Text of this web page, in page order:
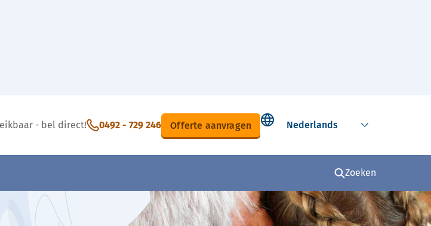
- bel direct! 0492 - 729 246 Offerte aanvragen
Select language
Zoeken